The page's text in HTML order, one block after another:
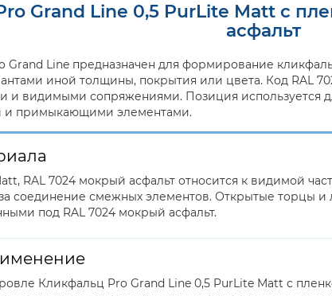
Grand Line 0,5 PurLite Matt с
асфальт
Line предназначен для формирование
иной толщины, покрытия или цвета. Код RAL
видимыми сопряжениями. Позиция используется
и примыкающими элементами.
RAL 7024 мокрый асфальт относится к видимой
соединение смежных элементов. Открытые торцы
под RAL 7024 мокрый асфальт.
Кликфальц Pro Grand Line 0,5 PurLite Matt с